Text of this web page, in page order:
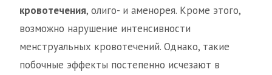
кровотечения, олиго- и аменорея. Кроме этого,
возможно нарушение интенсивности
менструальных кровотечений. Однако, такие
побочные эффекты постепенно исчезают в